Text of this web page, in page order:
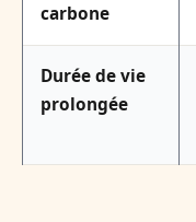
carbone
Durée de vie
prolongée